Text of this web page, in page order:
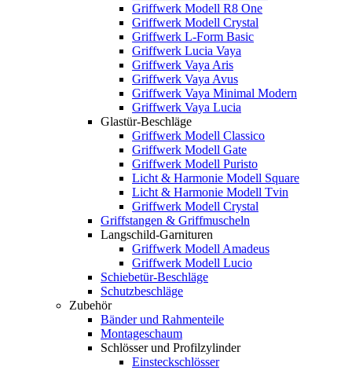
Griffwerk Modell R8 One
Griffwerk Modell Crystal
Griffwerk L-Form Basic
Griffwerk Lucia Vaya
Griffwerk Vaya Aris
Griffwerk Vaya Avus
Griffwerk Vaya Minimal Modern
Griffwerk Vaya Lucia
Glastür-Beschläge
Griffwerk Modell Classico
Griffwerk Modell Gate
Griffwerk Modell Puristo
Licht & Harmonie Modell Square
Licht & Harmonie Modell Tvin
Griffwerk Modell Crystal
Griffstangen & Griffmuscheln
Langschild-Garnituren
Griffwerk Modell Amadeus
Griffwerk Modell Lucio
Schiebetür-Beschläge
Schutzbeschläge
Zubehör
Bänder und Rahmenteile
Montageschaum
Schlösser und Profilzylinder
Einsteckschlösser